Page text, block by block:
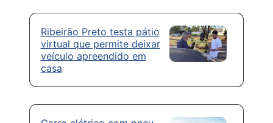
Ribeirão Preto testa pátio
virtual que permite deixar
veículo apreendido em
casa